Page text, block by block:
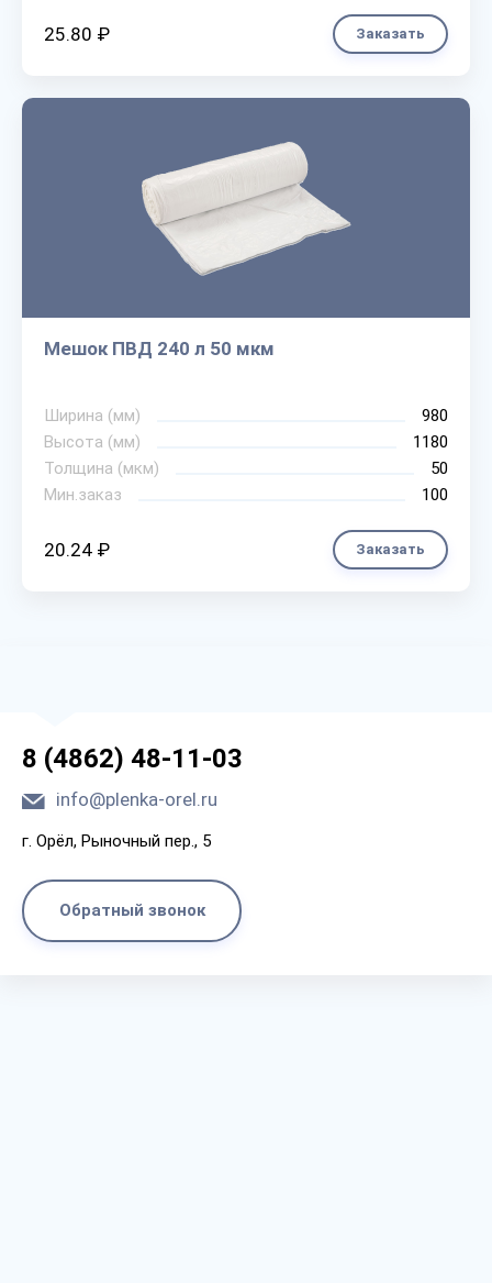
25.80 ₽ Заказать
Мешок ПВД 240 л 50 мкм
Ширина (мм)
980
Высота (мм)
1180
Толщина (мкм)
50
Мин.заказ
100
20.24 ₽ Заказать
8 (4862) 48-11-03
info@plenka-orel.ru
г. Орёл, Рыночный пер., 5
Обратный звонок